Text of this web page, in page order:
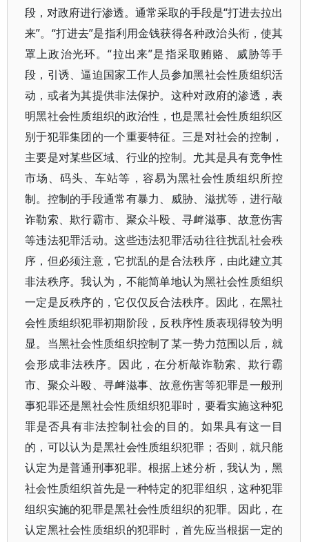
段，对政府进行渗透。通常采取的手段是“打进去拉出
来”。“打进去”是指利用金钱获得各种政治头衔，使其
罩上政治光环。“拉出来”是指采取贿赂、威胁等手
段，引诱、逼迫国家工作人员参加黑社会性质组织活
动，或者为其提供非法保护。这种对政府的渗透，表
明黑社会性质组织的政治性，也是黑社会性质组织区
别于犯罪集团的一个重要特征。三是对社会的控制，
主要是对某些区域、行业的控制。尤其是具有竞争性
市场、码头、车站等，容易为黑社会性质组织所控
制。控制的手段通常有暴力、威胁、滋扰等，进行敲
诈勒索、欺行霸市、聚众斗殴、寻衅滋事、故意伤害
等违法犯罪活动。这些违法犯罪活动往往扰乱社会秩
序，但必须注意，它扰乱的是合法秩序，由此建立其
非法秩序。我认为，不能简单地认为黑社会性质组织
一定是反秩序的，它仅仅反合法秩序。因此，在黑社
会性质组织犯罪初期阶段，反秩序性质表现得较为明
显。当黑社会性质组织控制了某一势力范围以后，就
会形成非法秩序。因此，在分析敲诈勒索、欺行霸
市、聚众斗殴、寻衅滋事、故意伤害等犯罪是一般刑
事犯罪还是黑社会性质组织犯罪时，要看实施这种犯
罪是否具有非法控制社会的目的。如果具有这一目
的，可以认为是黑社会性质组织犯罪；否则，就只能
认定为是普通刑事犯罪。根据上述分析，我认为，黑
社会性质组织首先是一种特定的犯罪组织，这种犯罪
组织实施的犯罪是黑社会性质组织的犯罪。因此，在
认定黑社会性质组织的犯罪时，首先应当根据一定的